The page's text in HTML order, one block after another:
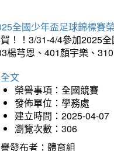
全國少年盃足球錦標賽
！！3/31-4/4參加2025
楊芎恩、401顏宇樂、
文
榮譽事項：全國競賽
發佈單位：學務處
建立時間：2025-04-07
瀏覽次數：306
發布者：體育組